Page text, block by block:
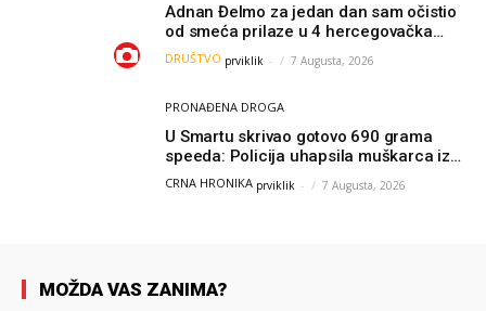
Adnan Đelmo za jedan dan sam očistio
od smeća prilaze u 4 hercegovačka
grada: “Danas nisam čistio samo smeće,
čistio sam sliku o nama”
DRUŠTVO prviklik - 7 Augusta, 2026
PRONAĐENA DROGA
U Smartu skrivao gotovo 690 grama
speeda: Policija uhapsila muškarca iz
Hercegovine
CRNA HRONIKA prviklik - 7 Augusta, 2026
MOŽDA VAS ZANIMA?